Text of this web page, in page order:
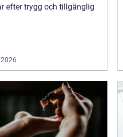
efter trygg och tillgänglig